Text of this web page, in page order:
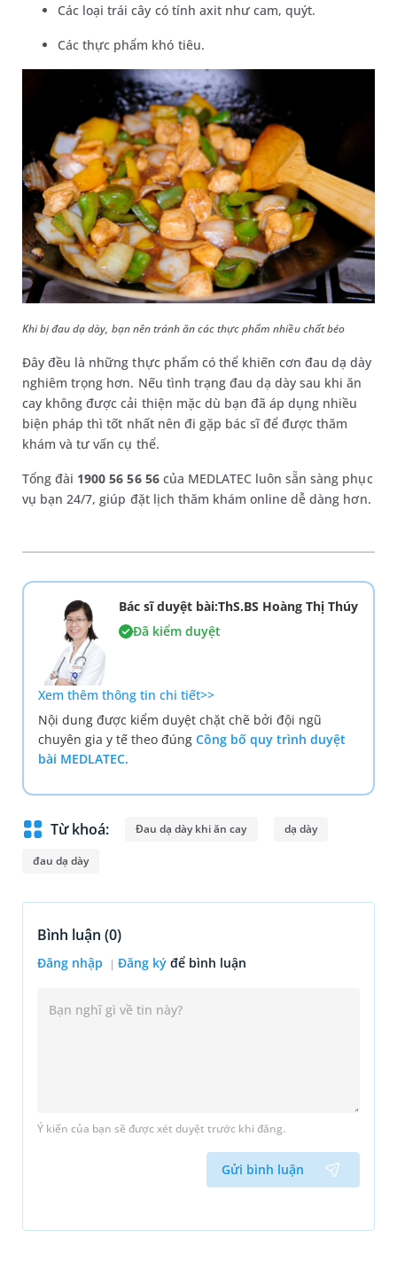
Các loại trái cây có tính axit như cam, quýt.
Các thực phẩm khó tiêu.
Khi bị đau dạ dày, bạn nên tránh ăn các thực phẩm nhiều chất béo
Đây đều là những thực phẩm có thể khiến cơn đau dạ dày
nghiêm trọng hơn. Nếu tình trạng đau dạ dày sau khi ăn
cay không được cải thiện mặc dù bạn đã áp dụng nhiều
biện pháp thì tốt nhất nên đi gặp bác sĩ để được thăm
khám và tư vấn cụ thể.
Tổng đài 1900 56 56 56của MEDLATEC luôn sẵn sàng phục
vụ bạn 24/7, giúp đặt lịch thăm khám online dễ dàng hơn.
Bác sĩ duyệt bài:ThS.BS Hoàng Thị Thúy
Đã kiểm duyệt
Xem thêm thông tin chi tiết>>
Nội dung được kiểm duyệt chặt chẽ bởi đội ngũ
chuyên gia y tế theo đúng Công bố quy trình duyệt
bài MEDLATEC.
Từ khoá: Đau dạ dày khi ăn cay dạ dày
đau dạ dày
Bình luận (0)
Đăng nhập Đăng ký để bình luận
Ý kiến của bạn sẽ được xét duyệt trước khi đăng.
Gửi bình luận